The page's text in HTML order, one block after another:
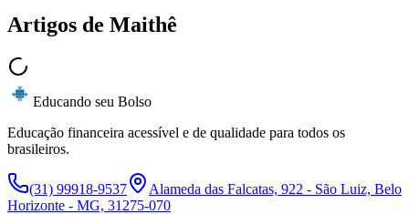
Artigos de Maithê
Educando seu Bolso
Educação financeira acessível e de qualidade para todos os
brasileiros.
(31) 99918-9537
Alameda das Falcatas, 922 - São Luiz, Belo
Horizonte - MG, 31275-070